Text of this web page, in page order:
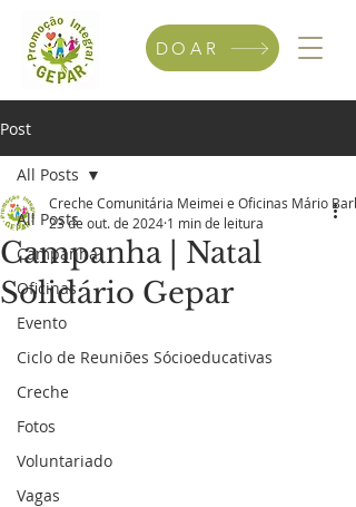
DOAR
Post
All Posts
Campanha
Oficinas
Evento
Ciclo de Reuniões Sócioeducativas
Creche
Fotos
Voluntariado
Vagas
All Posts
Campanha | Natal
Solidário Gepar
Creche Comunitária Meimei e Oficinas Mário
23 de out. de 2024 1 min de leitura